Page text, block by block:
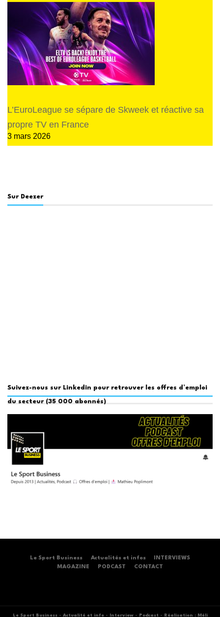
L’EuroLeague se sépare de Skweek et réactive sa
propre TV en France
3 mars 2026
Sur Deezer
Suivez-nous sur Linkedin pour retrouver les offres d’emploi
du secteur (35 000 abonnés)
Le Sport Business Actualités et infos
INTERVIEWS
MAGAZINE
PODCAST CONTACT
Le Sport Business- Actualité et info- Interview- Podcast - Réalisation : Méli